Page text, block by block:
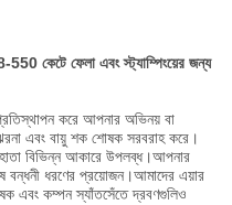
কেটে ফেলা এবং স্ট্যাম্পিংয়ের জন্য
করে আপনার অভিনয় বা
এবং বায়ু শক শোষক সরবরাহ করে।
বিভিন্ন আকারে উপলব্ধ।আপনার
বন্ধনী ধরণের প্রয়োজন।আমাদের এয়ার
এবং কম্পন স্যাঁতসেঁতে দ্রবণগুলিও